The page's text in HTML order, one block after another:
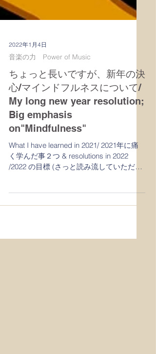
2022年1月4日
音楽の力 Power of Music
ちょっと長いですが、新年の決
心/マインドフルネスについて/
My long new year resolution;
Big emphasis
on"Mindfulness"
What I have learned in 2021/ 2021年に痛
/2022 の目標 (さっと読み流していただけ